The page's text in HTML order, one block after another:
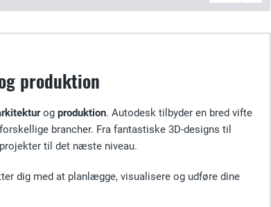
produktion
og produktion. Autodesk tilbyder en bred vifte
brancher. Fra fantastiske 3D-designs til
til det næste niveau.
dig med at planlægge, visualisere og udføre dine